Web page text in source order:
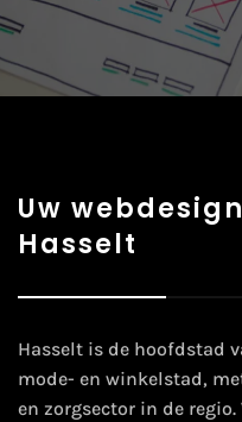
Uw
Hasselt
Hasselt is de hoofdstad
mode- en winkelstad,
en zorgsector in de